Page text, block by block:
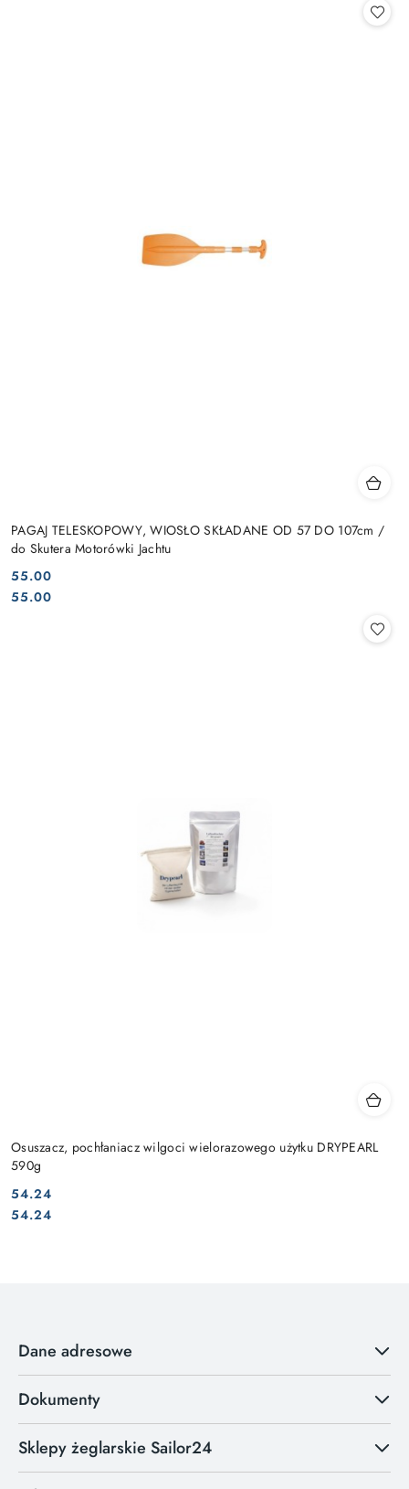
PAGAJ TELESKOPOWY, WIOSŁO SKŁADANE OD 57 DO 107cm /
do Skutera Motorówki Jachtu
Cena:
55.00
Cena:
55.00
Osuszacz, pochłaniacz wilgoci wielorazowego użytku DRYPEARL
590g
Cena:
54.24
Cena:
54.24
Dane adresowe
Dokumenty
Sklepy żeglarskie Sailor24